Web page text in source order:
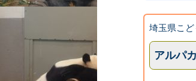
埼玉県こ
アルパ